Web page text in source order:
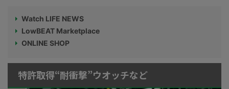
Watch LIFE NEWS
LowBEAT Marketplace
ONLINE SHOP
特許取得“耐衝撃”ウオッチなど